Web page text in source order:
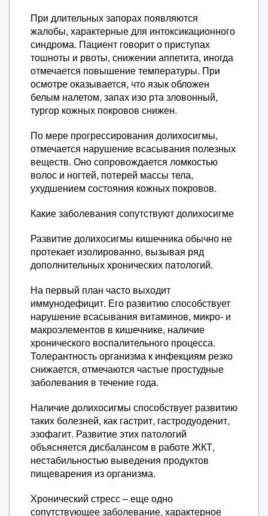
При длительных запорах появляются
жалобы, характерные для интоксикационного
синдрома. Пациент говорит о приступах
тошноты и рвоты, снижении аппетита, иногда
отмечается повышение температуры. При
осмотре оказывается, что язык обложен
белым налетом, запах изо рта зловонный,
тургор кожных покровов снижен.
По мере прогрессирования долихосигмы,
отмечается нарушение всасывания полезных
веществ. Оно сопровождается ломкостью
волос и ногтей, потерей массы тела,
ухудшением состояния кожных покровов.
Какие заболевания сопутствуют долихосигме
Развитие долихосигмы кишечника обычно не
протекает изолированно, вызывая ряд
дополнительных хронических патологий.
На первый план часто выходит
иммунодефицит. Его развитию способствует
нарушение всасывания витаминов, микро- и
макроэлементов в кишечнике, наличие
хронического воспалительного процесса.
Толерантность организма к инфекциям резко
снижается, отмечаются частые простудные
заболевания в течение года.
Наличие долихосигмы способствует развитию
таких болезней, как гастрит, гастродуоденит,
эзофагит. Развитие этих патологий
объясняется дисбалансом в работе ЖКТ,
нестабильностью выведения продуктов
пищеварения из организма.
Хронический стресс – еще одно
сопутствующее заболевание, характерное